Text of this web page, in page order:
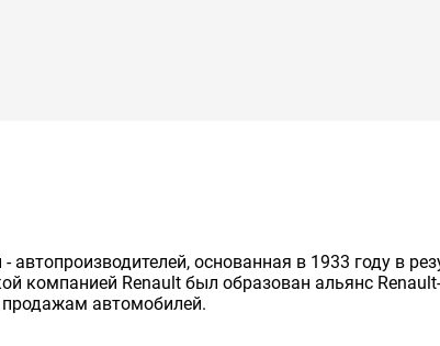
основанная в 1933 году в
компанией Renault был образован альянс
автомобилей.